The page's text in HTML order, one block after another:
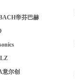
帝芬巴赫
意尔创